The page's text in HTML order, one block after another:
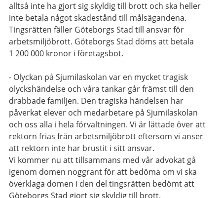
alltså inte ha gjort sig skyldig till brott och ska heller
inte betala något skadestånd till målsägandena.
Tingsrätten fäller Göteborgs Stad till ansvar för
arbetsmiljöbrott. Göteborgs Stad döms att betala
1 200 000 kronor i företagsbot.
- Olyckan på Sjumilaskolan var en mycket tragisk
olyckshändelse och våra tankar går främst till den
drabbade familjen. Den tragiska händelsen har
påverkat elever och medarbetare på Sjumilaskolan
och oss alla i hela förvaltningen. Vi är lättade över att
rektorn frias från arbetsmiljöbrott eftersom vi anser
att rektorn inte har brustit i sitt ansvar.
Vi kommer nu att tillsammans med vår advokat gå
igenom domen noggrant för att bedöma om vi ska
överklaga domen i den del tingsrätten bedömt att
Göteborgs Stad gjort sig skyldig till brott.